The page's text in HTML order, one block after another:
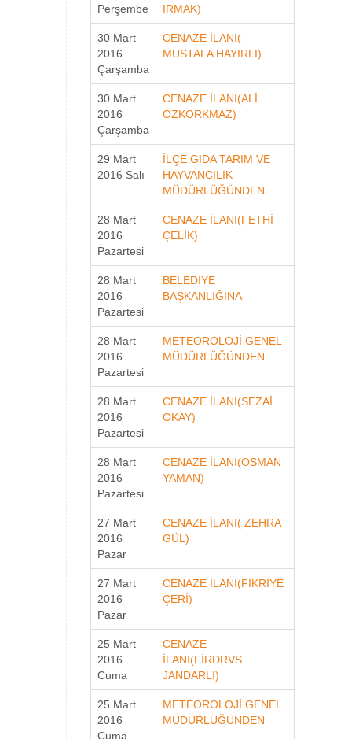
Perşembe
IRMAK)
30 Mart
2016
Çarşamba
CENAZE İLANI(
MUSTAFA HAYIRLI)
30 Mart
2016
Çarşamba
CENAZE İLANI(ALİ
ÖZKORKMAZ)
29 Mart
2016 Salı
İLÇE GIDA TARIM VE
HAYVANCILIK
MÜDÜRLÜĞÜNDEN
28 Mart
2016
Pazartesi
CENAZE İLANI(FETHİ
ÇELİK)
28 Mart
2016
Pazartesi
BELEDİYE
BAŞKANLIĞINA
28 Mart
2016
Pazartesi
METEOROLOJİ GENEL
MÜDÜRLÜĞÜNDEN
28 Mart
2016
Pazartesi
CENAZE İLANI(SEZAİ
OKAY)
28 Mart
2016
Pazartesi
CENAZE İLANI(OSMAN
YAMAN)
27 Mart
2016
Pazar
CENAZE İLANI( ZEHRA
GÜL)
27 Mart
2016
Pazar
CENAZE İLANI(FİKRİYE
ÇERİ)
25 Mart
2016
Cuma
CENAZE
İLANI(FİRDRVS
JANDARLI)
25 Mart
2016
Cuma
METEOROLOJİ GENEL
MÜDÜRLÜĞÜNDEN